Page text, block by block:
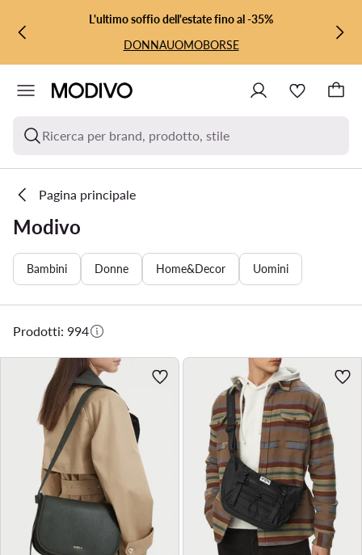
VAI AL CONTENUTO PRINCIPALE
VAI ALLA RICERCAL'ultimo soffio dell'estate fino al -35%
DONNAUOMOBORSE
Ricerca per brand, prodotto, stile
Pagina principale
Modivo
Bambini Donne Home&Decor Uomini
Prodotti: 994